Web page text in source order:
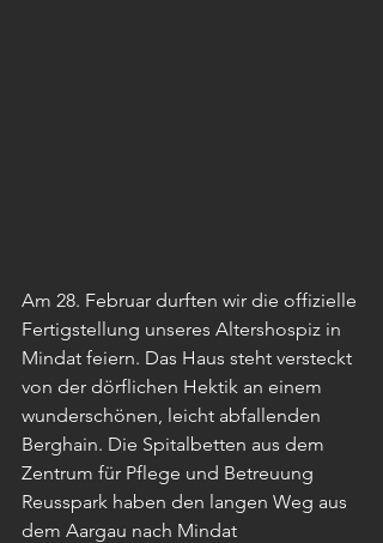
Am 28. Februar durften wir die offizielle
Fertigstellung unseres Altershospiz in
Mindat feiern. Das Haus steht versteckt
von der dörflichen Hektik an einem
wunderschönen, leicht abfallenden
Berghain. Die Spitalbetten aus dem
Zentrum für Pflege und Betreuung
Reusspark haben den langen Weg aus
dem Aargau nach Mindat